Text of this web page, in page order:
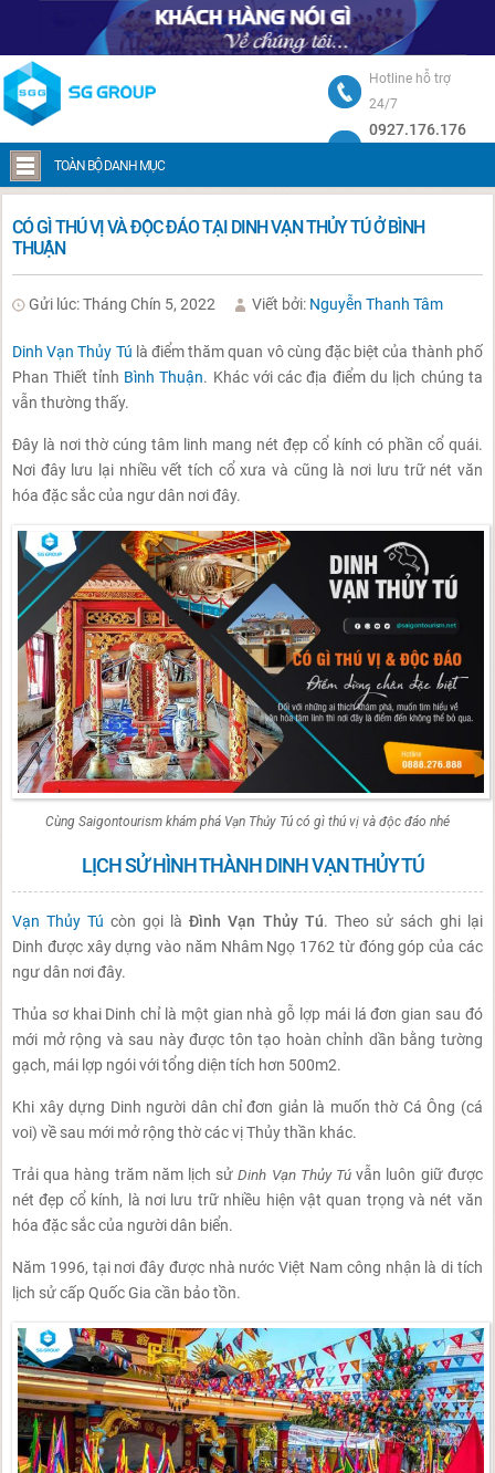
Hotline hỗ trợ
24/7
0927.176.176
TOÀN BỘ DANH MỤC
Trang chủ
CÓ GÌ THÚ VỊ VÀ ĐỘC ĐÁO TẠI DINH VẠN THỦY TÚ Ở BÌNH
THUẬN
Gửi lúc: Tháng Chín 5, 2022 Viết bởi: Nguyễn Thanh Tâm
Dinh Vạn Thủy Tú là điểm thăm quan vô cùng đặc biệt của thành phố
Phan Thiết tỉnh Bình Thuận. Khác với các địa điểm du lịch chúng ta
vẫn thường thấy.
Đây là nơi thờ cúng tâm linh mang nét đẹp cổ kính có phần cổ quái.
Nơi đây lưu lại nhiều vết tích cổ xưa và cũng là nơi lưu trữ nét văn
hóa đặc sắc của ngư dân nơi đây.
Cùng Saigontourism khám phá Vạn Thủy Tú có gì thú vị và độc đáo nhé
LỊCH SỬ HÌNH THÀNH DINH VẠN THỦY TÚ
Vạn Thủy Tú còn gọi làĐình Vạn Thủy Tú. Theo sử sách ghi lại
Dinh được xây dựng vào năm Nhâm Ngọ 1762 từ đóng góp của các
ngư dân nơi đây.
Thủa sơ khai Dinh chỉ là một gian nhà gỗ lợp mái lá đơn gian sau đó
mới mở rộng và sau này được tôn tạo hoàn chỉnh dần bằng tường
gạch, mái lợp ngói với tổng diện tích hơn 500m2.
Khi xây dựng Dinh người dân chỉ đơn giản là muốn thờ Cá Ông (cá
voi) về sau mới mở rộng thờ các vị Thủy thần khác.
Trải qua hàng trăm năm lịch sửDinh Vạn Thủy Tú vẫn luôn giữ được
nét đẹp cổ kính, là nơi lưu trữ nhiều hiện vật quan trọng và nét văn
hóa đặc sắc của người dân biển.
Năm 1996, tại nơi đây được nhà nước Việt Nam công nhận là di tích
lịch sử cấp Quốc Gia cần bảo tồn.